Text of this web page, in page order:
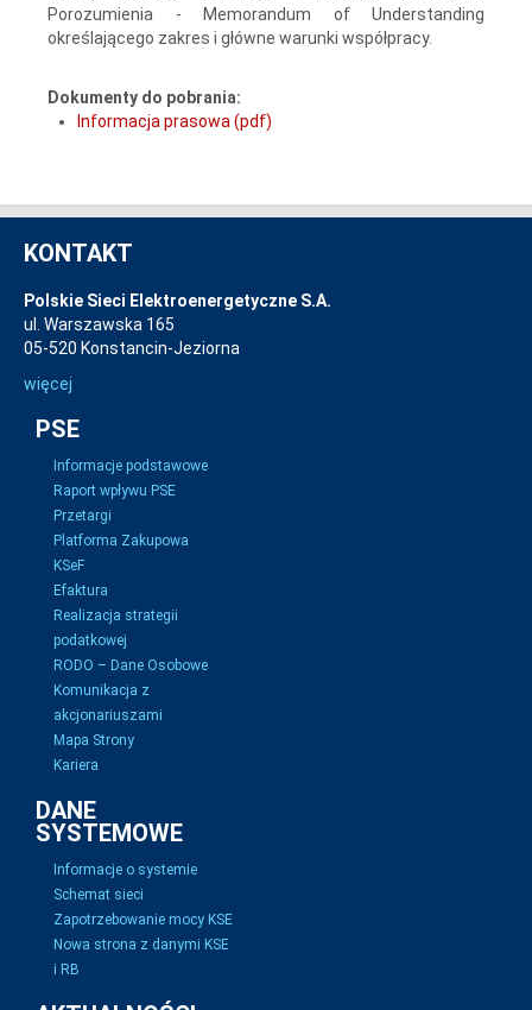
Porozumienia - Memorandum of Understanding
określającego zakres i główne warunki współpracy.
Dokumenty do pobrania:
Informacja prasowa (pdf)
KONTAKT
Polskie Sieci Elektroenergetyczne S.A.
ul. Warszawska 165
05-520 Konstancin-Jeziorna
więcej
PSE
Informacje podstawowe
Raport wpływu PSE
Przetargi
Platforma Zakupowa
KSeF
Efaktura
Realizacja strategii
podatkowej
RODO – Dane Osobowe
Komunikacja z
akcjonariuszami
Mapa Strony
Kariera
DANE
SYSTEMOWE
Informacje o systemie
Schemat sieci
Zapotrzebowanie mocy KSE
Nowa strona z danymi KSE
i RB